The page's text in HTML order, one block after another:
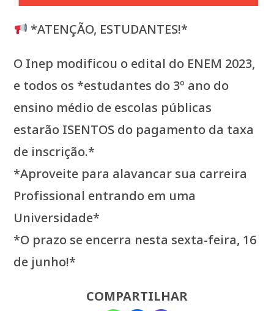
*ATENÇÃO, ESTUDANTES!*
O Inep modificou o edital do ENEM 2023,
e todos os *estudantes do 3º ano do
ensino médio de escolas públicas
estarão ISENTOS do pagamento da taxa
de inscrição.*
*Aproveite para alavancar sua carreira
Profissional entrando em uma
Universidade*
*O prazo se encerra nesta sexta-feira, 16
de junho!*
COMPARTILHAR